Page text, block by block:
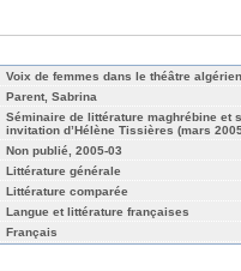
Voix de femmes dans le théâtre
Parent, Sabrina
Séminaire de littérature maghrébine et
invitation d’Hélène Tissières (mars
Non publié, 2005-03
Littérature générale
Littérature comparée
Langue et littérature françaises
Français